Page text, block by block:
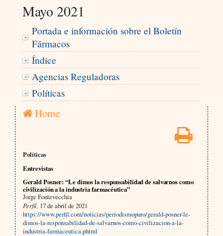
Mayo 2021
Portada e información sobre el Boletín
Fármacos
Índice
Agencias Reguladoras
Políticas
Home
Políticas
Entrevistas
Gerald Posner: “Le dimos la responsabilidad de salvarnos como
civilización a la industria farmacéutica”
Jorge Fontevecchia
Perfil, 17 de abril de 2021
https://www.perfil.com/noticias/periodismopuro/gerald-posner-le-
dimos-la-responsabilidad-de-salvarnos-como-civilizacion-a-la-
industria-farmaceutica.phtml